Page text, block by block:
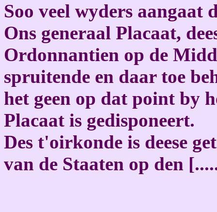
Soo veel wyders
Ons generaal Placaat,
Ordonnantien op de
spruitende en daar toe
het geen op dat point by
Placaat is gedisponeert.
Des t'oirkonde is deese
van de Staaten op den